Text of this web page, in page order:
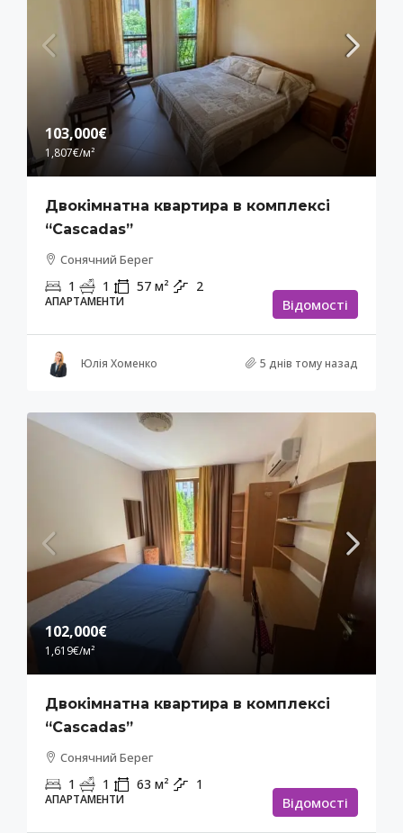
103,000€
1,807€/м²
Двокімнатна квартира в комплексі
“Cascadas”
Сонячний Берег
1 1 57 м² 2
АПАРТАМЕНТИ Відомості
Юлія Хоменко 5 днів тому назад
102,000€
1,619€/м²
Двокімнатна квартира в комплексі
“Cascadas”
Сонячний Берег
1 1 63 м² 1
АПАРТАМЕНТИ Відомості